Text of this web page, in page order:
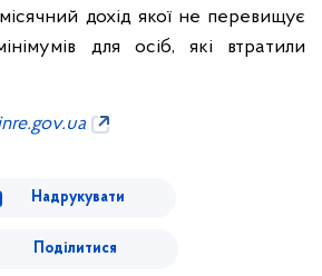
дохід якої не перевищує
для осіб, які втратили
Надрукувати
Поділитися